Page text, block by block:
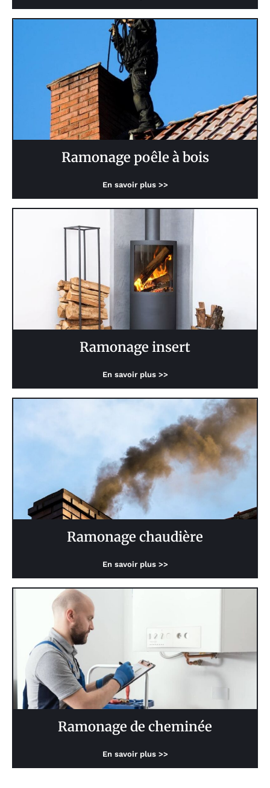
Ramonage poêle à bois
En savoir plus >>
Ramonage insert
En savoir plus >>
Ramonage chaudière
En savoir plus >>
Ramonage de cheminée
En savoir plus >>